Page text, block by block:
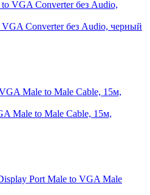
Converter без Audio, черный
Male to Male Cable, 15м,